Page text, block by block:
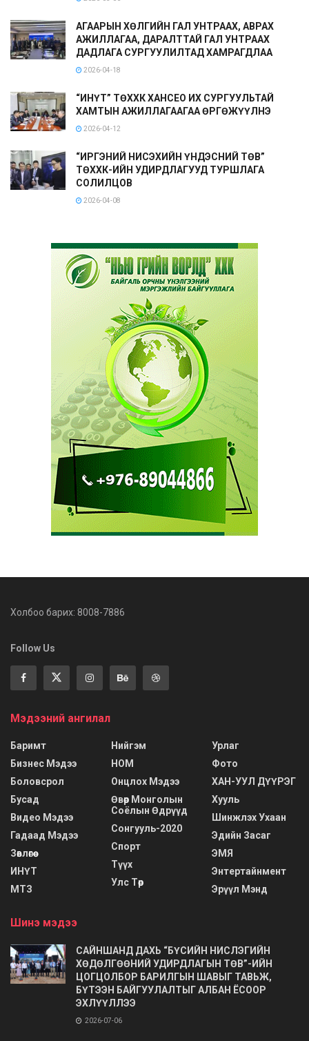
АГААРЫН ХӨЛГИЙН ГАЛ УНТРААХ, АВРАХ
АЖИЛЛАГАА, ДАРАЛТТАЙ ГАЛ УНТРААХ
ДАДЛАГА СУРГУУЛИЛТАД ХАМРАГДЛАА
2026-04-18
“ИНҮТ” ТӨХХК ХАНСЕО ИХ СУРГУУЛЬТАЙ
ХАМТЫН АЖИЛЛАГААГАА ӨРГӨЖҮҮЛНЭ
2026-04-12
“ИРГЭНИЙ НИСЭХИЙН ҮНДЭСНИЙ ТӨВ”
ТӨХХК-ИЙН УДИРДЛАГУУД ТУРШЛАГА
СОЛИЛЦОВ
2026-04-08
Холбоо барих: 8008-7886
Follow Us
Мэдээний ангилал
Баримт
Бизнес Мэдээ
Боловсрол
Бусад
Видео Мэдээ
Гадаад Мэдээ
Зөвлөгөө
ИНҮТ
МТЗ
Нийгэм
НОМ
Онцлох Мэдээ
Өвөр Монголын
Соёлын Өдрүүд
Сонгууль-2020
Спорт
Түүх
Улс Төр
Урлаг
Фото
ХАН-УУЛ ДҮҮРЭГ
Хууль
Шинжлэх Ухаан
Эдийн Засаг
ЭМЯ
Энтертайнмент
Эрүүл Мэнд
Шинэ мэдээ
САЙНШАНД ДАХЬ “БҮСИЙН НИСЛЭГИЙН
ХӨДӨЛГӨӨНИЙ УДИРДЛАГЫН ТӨВ”-ИЙН
ЦОГЦОЛБОР БАРИЛГЫН ШАВЫГ ТАВЬЖ,
БҮТЭЭН БАЙГУУЛАЛТЫГ АЛБАН ЁСООР
ЭХЛҮҮЛЛЭЭ
2026-07-06